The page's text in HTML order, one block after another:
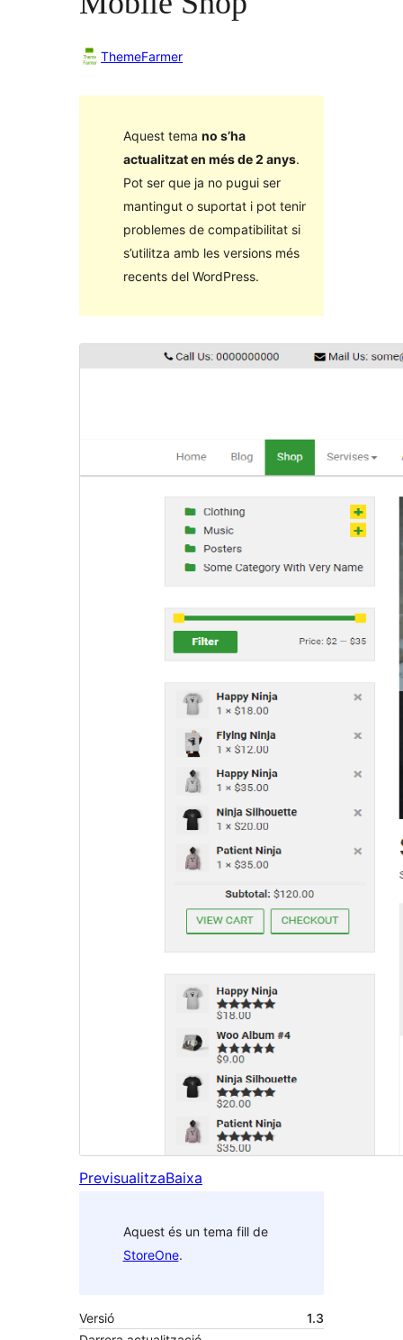
ThemeFarmer
Aquest tema no s’ha
actualitzat en més de 2 anys.
Pot ser que ja no pugui ser
mantingut o suportat i pot tenir
problemes de compatibilitat si
s’utilitza amb les versions més
recents del WordPress.
PrevisualitzaBaixa
Aquest és un tema fill de
StoreOne.
Versió
1.3